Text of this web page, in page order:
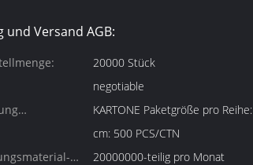
und Versand AGB:
20000 Stück
negotiable
KARTONE Paketgröße pro Reihe: Paket-Art 40X30X40
cm: 500 PCS/CTN
20000000-teilig pro Monat